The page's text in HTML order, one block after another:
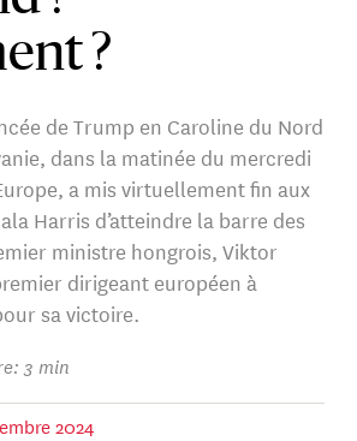
?
de Trump en Caroline du Nord
dans la matinée du mercredi
a mis virtuellement fin aux
Harris d’atteindre la barre des
ministre hongrois, Viktor
dirigeant européen à
sa victoire.
3 min
2024